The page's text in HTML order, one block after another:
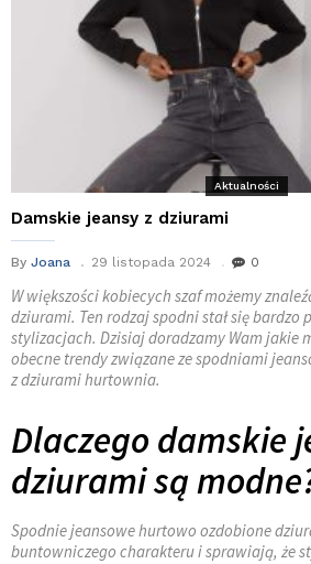
Aktualności
Damskie jeansy z dziurami
By Joana 29 listopada 2024 0
W większości kobiecych szaf możemy
dziurami. Ten rodzaj spodni stał się bardzo
stylizacjach. Dzisiaj doradzamy Wam jakie
obecne trendy związane ze spodniami
z dziurami hurtownia.
Dlaczego damskie
dziurami są
Spodnie jeansowe hurtowo ozdobione
buntowniczego charakteru i sprawiają, że